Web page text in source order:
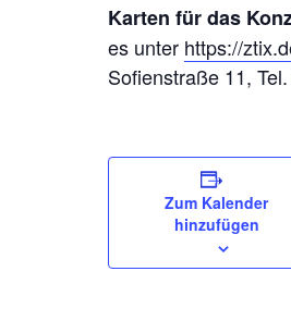
Karten für das
es unter https://
Sofienstraße 11,
Zum Kalender
hinzufügen